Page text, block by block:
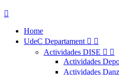

Home
UdeC Departament  
Actividades DISE  
Actividades
Actividades